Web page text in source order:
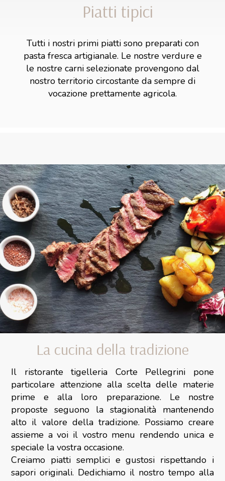
Piatti tipici
Tutti i nostri primi piatti sono preparati con
pasta fresca artigianale. Le nostre verdure e
le nostre carni selezionate provengono dal
nostro territorio circostante da sempre di
vocazione prettamente agricola.
La cucina della tradizione
Il ristorante tigelleria Corte Pellegrini pone
particolare attenzione alla scelta delle materie
prime e alla loro preparazione. Le nostre
proposte seguono la stagionalità mantenendo
alto il valore della tradizione. Possiamo creare
assieme a voi il vostro menu rendendo unica e
speciale la vostra occasione.
Creiamo piatti semplici e gustosi rispettando i
sapori originali. Dedichiamo il nostro tempo alla